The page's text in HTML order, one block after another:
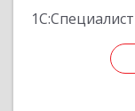
1С:Специалист